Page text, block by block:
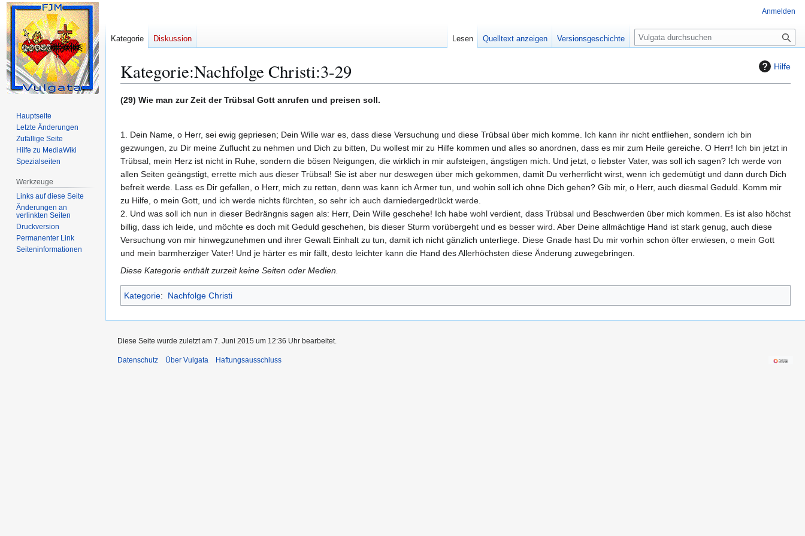
Hilfe
Kategorie:Nachfolge Christi:3-29
Zur
Zur
(29) Wie man zur Zeit der Trübsal Gott anrufen und preisen soll.
1. Dein Name, o Herr, sei ewig gepriesen; Dein Wille war es, dass diese Versuchung und diese Trübsal über mich komme. Ich kann ihr nicht entfliehen, sondern ich bin
gezwungen, zu Dir meine Zuflucht zu nehmen und Dich zu bitten, Du wollest mir zu Hilfe kommen und alles so anordnen, dass es mir zum Heile gereiche. O Herr! Ich bin jetzt in
Trübsal, mein Herz ist nicht in Ruhe, sondern die bösen Neigungen, die wirklich in mir aufsteigen, ängstigen mich. Und jetzt, o liebster Vater, was soll ich sagen? Ich werde von
allen Seiten geängstigt, errette mich aus dieser Trübsal! Sie ist aber nur deswegen über mich gekommen, damit Du verherrlicht wirst, wenn ich gedemütigt und dann durch Dich
befreit werde. Lass es Dir gefallen, o Herr, mich zu retten, denn was kann ich Armer tun, und wohin soll ich ohne Dich gehen? Gib mir, o Herr, auch diesmal Geduld. Komm mir
zu Hilfe, o mein Gott, und ich werde nichts fürchten, so sehr ich auch darniedergedrückt werde.
2. Und was soll ich nun in dieser Bedrängnis sagen als: Herr, Dein Wille geschehe! Ich habe wohl verdient, dass Trübsal und Beschwerden über mich kommen. Es ist also höchst
billig, dass ich leide, und möchte es doch mit Geduld geschehen, bis dieser Sturm vorübergeht und es besser wird. Aber Deine allmächtige Hand ist stark genug, auch diese
Versuchung von mir hinwegzunehmen und ihrer Gewalt Einhalt zu tun, damit ich nicht gänzlich unterliege. Diese Gnade hast Du mir vorhin schon öfter erwiesen, o mein Gott
und mein barmherziger Vater! Und je härter es mir fällt, desto leichter kann die Hand des Allerhöchsten diese Änderung zuwegebringen.
Diese Kategorie enthält zurzeit keine Seiten oder Medien.
Kategorie: Nachfolge Christi
Anmelden
Kategorie Diskussion Lesen Quelltext anzeigen Versionsgeschichte
S
u
e
Hauptseite
Letzte Änderungen
Zufällige Seite
Hilfe zu MediaWiki
Spezialseiten
Werkzeuge
Links auf diese Seite
Änderungen an
verlinkten Seiten
Druckversion
Permanenter Link
Seiten­­informationen
Diese Seite wurde zuletzt am 7. Juni 2015 um 12:36 Uhr bearbeitet.
Datenschutz Über Vulgata Haftungsausschluss